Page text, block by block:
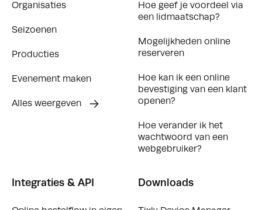
Organisaties
Seizoenen
Producties
Evenement maken
Alles weergeven
Hoe geef je voordeel via
een lidmaatschap?
Mogelijkheden online
reserveren
Hoe kan ik een online
bevestiging van een klant
openen?
Hoe verander ik het
wachtwoord van een
webgebruiker?
Integraties & API Downloads